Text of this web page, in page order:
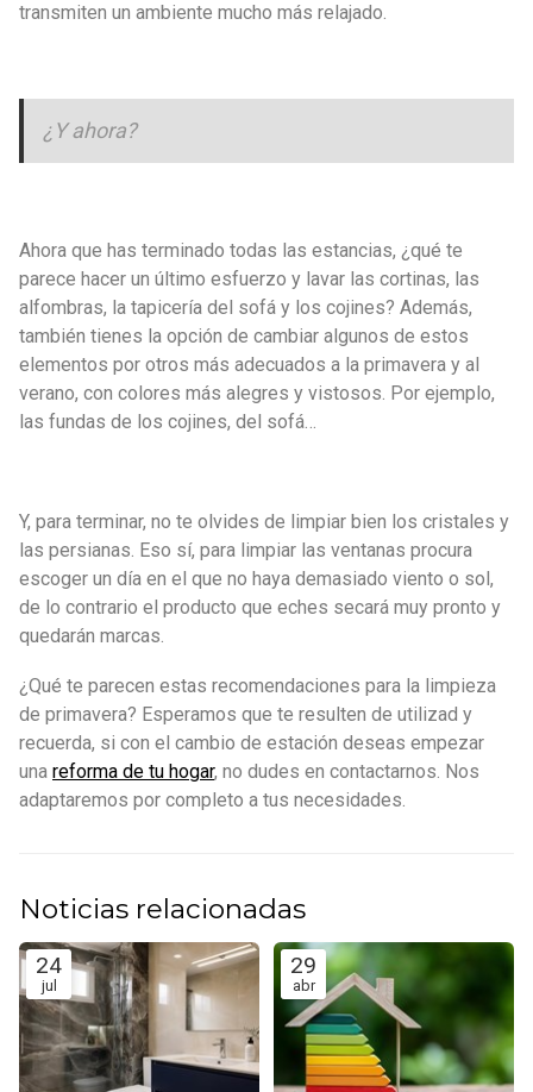
transmiten un ambiente mucho más relajado.
¿Y ahora?
Ahora que has terminado todas las estancias, ¿qué te
parece hacer un último esfuerzo y lavar las cortinas, las
alfombras, la tapicería del sofá y los cojines? Además,
también tienes la opción de cambiar algunos de estos
elementos por otros más adecuados a la primavera y al
verano, con colores más alegres y vistosos. Por ejemplo,
las fundas de los cojines, del sofá…
Y, para terminar, no te olvides de limpiar bien los cristales y
las persianas. Eso sí, para limpiar las ventanas procura
escoger un día en el que no haya demasiado viento o sol,
de lo contrario el producto que eches secará muy pronto y
quedarán marcas.
¿Qué te parecen estas recomendaciones para la limpieza
de primavera? Esperamos que te resulten de utilizad y
recuerda, si con el cambio de estación deseas empezar
una reforma de tu hogar, no dudes en contactarnos. Nos
adaptaremos por completo a tus necesidades.
Noticias relacionadas
24
jul
29
abr